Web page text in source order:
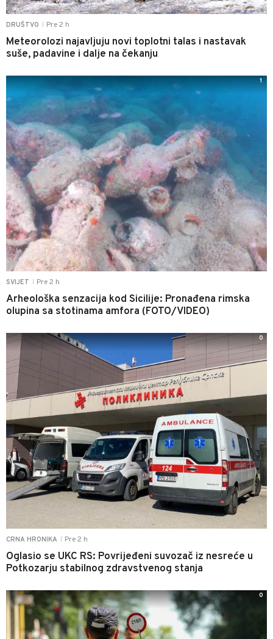
DRUŠTVO Pre 2 h
Meteorolozi najavljuju novi toplotni talas i nastavak
suše, padavine i dalje na čekanju
SVIJET Pre 2 h
Arheološka senzacija kod Sicilije: Pronađena rimska
olupina sa stotinama amfora (FOTO/VIDEO)
1
CRNA HRONIKA Pre 2 h
Oglasio se UKC RS: Povrijeđeni suvozač iz nesreće u
Potkozarju stabilnog zdravstvenog stanja
0
0